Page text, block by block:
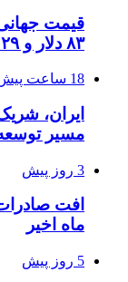
۸۳ دلار و ۲۹ سنت
18 ساعت پیش
ایران،
مسیر
3 روز پیش
ماه اخیر
5 روز پیش